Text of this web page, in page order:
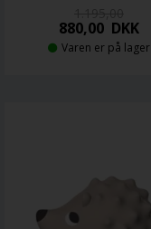
880,00 DKK
Varen er på lager